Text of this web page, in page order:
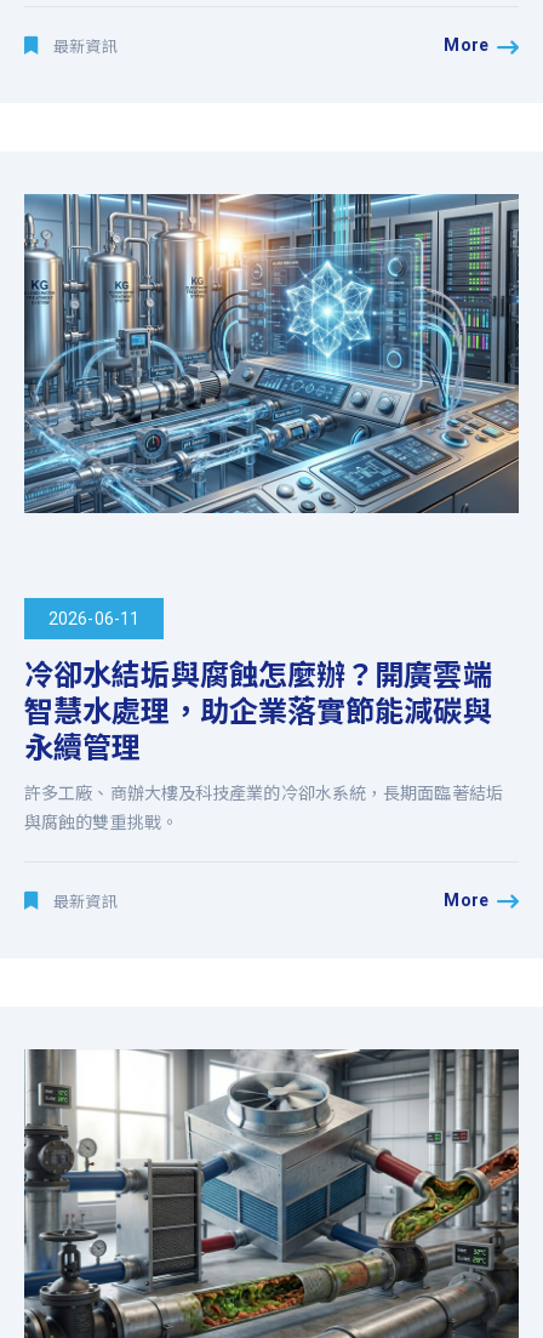
最新資訊 More
2026-06-11
冷卻水結垢與腐蝕怎麼辦？開廣雲端
智慧水處理，助企業落實節能減碳與
永續管理
許多工廠、商辦大樓及科技產業的冷卻水系統，長期面臨著結垢
與腐蝕的雙重挑戰。
最新資訊 More